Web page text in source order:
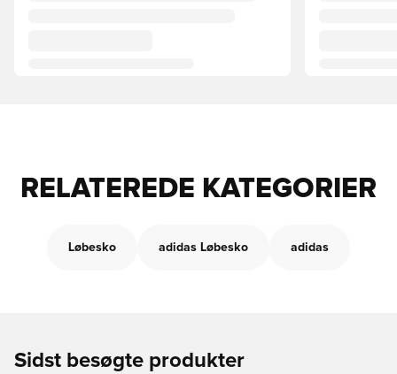
RELATEREDE KATEGORIER
Løbesko adidas Løbesko adidas
Sidst besøgte produkter